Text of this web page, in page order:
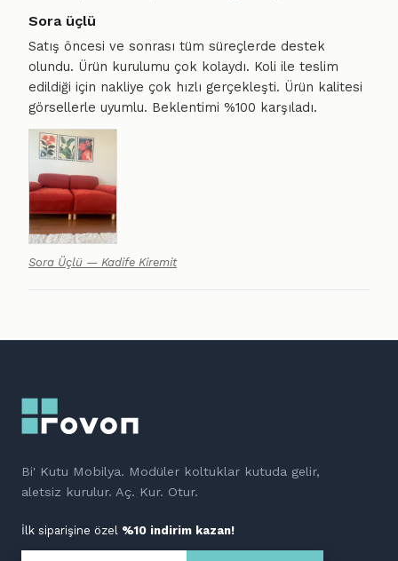
Sora üçlü
Satış öncesi ve sonrası tüm süreçlerde destek
olundu. Ürün kurulumu çok kolaydı. Koli ile teslim
edildiği için nakliye çok hızlı gerçekleşti. Ürün kalitesi
görsellerle uyumlu. Beklentimi %100 karşıladı.
Sora Üçlü — Kadife Kiremit
Bi' Kutu Mobilya. Modüler koltuklar kutuda gelir,
aletsiz kurulur. Aç. Kur. Otur.
İlk siparişine özel %10 indirim kazan!